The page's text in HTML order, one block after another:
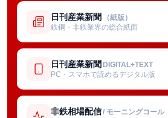
日刊産業新聞 （紙版）
鉄鋼・非鉄業界の総合紙面
日刊産業新聞 DIGITAL+TEXT
PC・スマホで読めるデジタル版
非鉄相場配信/ モーニングコール